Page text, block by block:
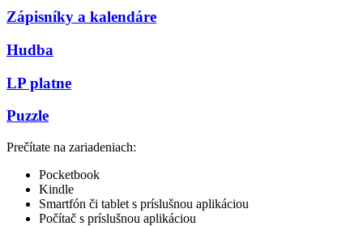
Zápisníky a kalendáre
Hudba
LP platne
Puzzle
Prečítate na zariadeniach:
Pocketbook
Kindle
Smartfón či tablet s príslušnou aplikáciou
Počítač s príslušnou aplikáciou